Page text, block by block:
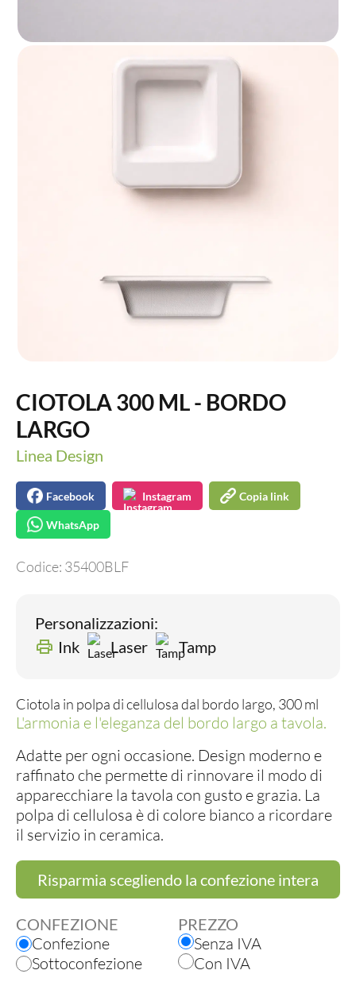
CIOTOLA 300 ML - BORDO
LARGO
Linea Design
Facebook Instagram Copia link
WhatsApp
Codice: 35400BLF
Personalizzazioni:
Ink
Laser Tamp
Ciotola in polpa di cellulosa dal bordo largo, 300 ml
L'armonia e l'eleganza del bordo largo a tavola.
Adatte per ogni occasione. Design moderno e
raffinato che permette di rinnovare il modo di
apparecchiare la tavola con gusto e grazia. La
polpa di cellulosa è di colore bianco a ricordare
il servizio in ceramica.
Risparmia scegliendo la confezione intera
CONFEZIONE PREZZO
Confezione
Sottoconfezione
Senza IVA
Con IVA